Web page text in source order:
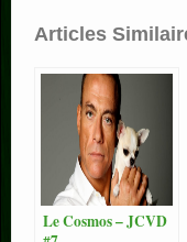
Articles
Le Cosmos – JCVD